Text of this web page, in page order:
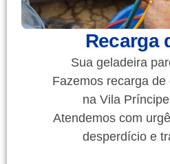
Recarga
Sua geladeira
Fazemos recarga
na Vila
Atendemos com
desperdício e